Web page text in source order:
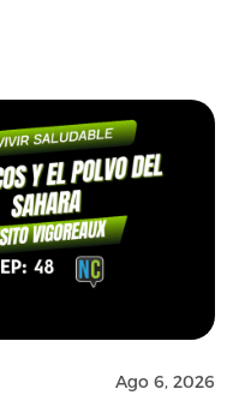
Ago 6, 2026